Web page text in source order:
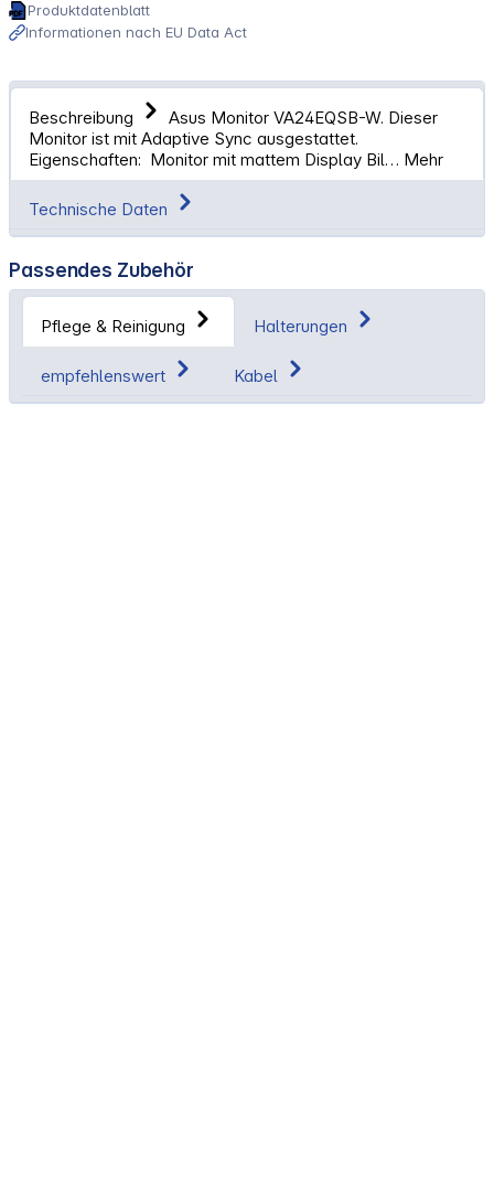
Produktdatenblatt
Informationen nach EU Data Act
Beschreibung
Asus Monitor VA24EQSB-W. Dieser
Monitor ist mit Adaptive Sync ausgestattet.
Eigenschaften: Monitor mit mattem Display Bil… Mehr
Technische Daten
Passendes Zubehör
Pflege & Reinigung Halterungen
empfehlenswert Kabel